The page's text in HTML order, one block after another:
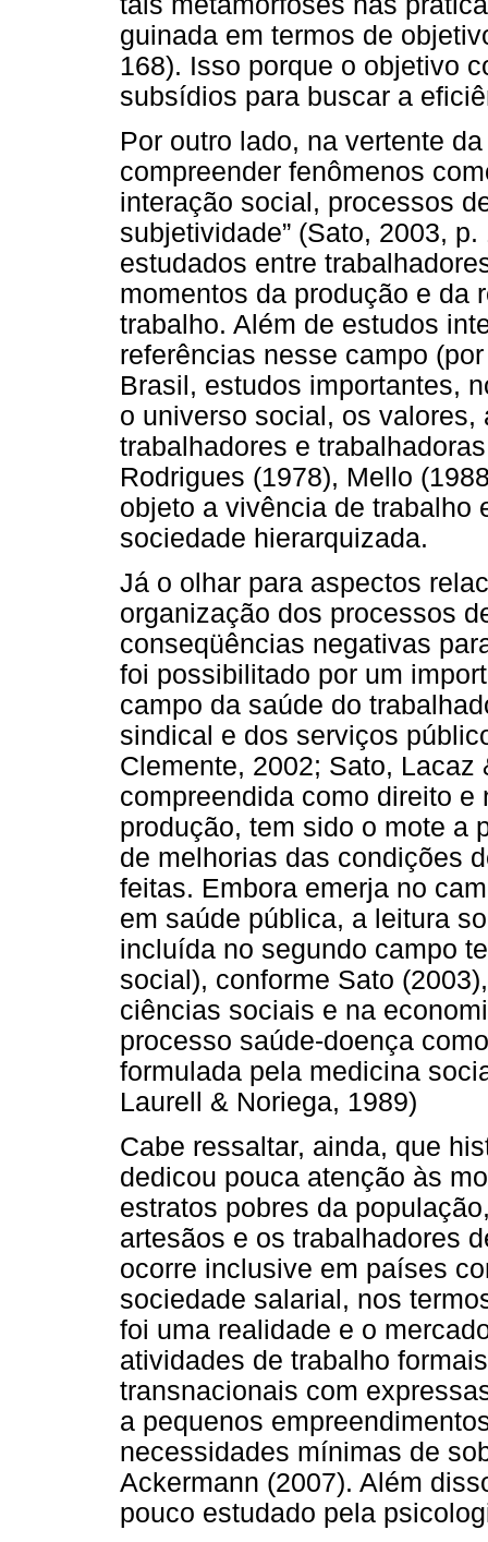
guinada em termos de
168). Isso porque o objetivo
subsídios para buscar a
Por outro lado, na vertente
compreender fenômenos
interação social, processos
subjetividade” (Sato, 2003,
estudados entre
momentos da produção e da
trabalho. Além de estudos
referências nesse campo
Brasil, estudos importantes,
o universo social, os
trabalhadores e
Rodrigues (1978), Mello
objeto a vivência de trabalho
sociedade hierarquizada.
Já o olhar para aspectos
organização dos processos
conseqüências negativas
foi possibilitado por um
campo da saúde do
sindical e dos serviços
Clemente, 2002; Sato,
compreendida como direito
produção, tem sido o mote a
de melhorias das condições
feitas. Embora emerja no
em saúde pública, a leitura
incluída no segundo campo
social), conforme Sato
ciências sociais e na
processo saúde-doença
formulada pela medicina
Laurell & Noriega, 1989)
Cabe ressaltar, ainda, que
dedicou pouca atenção às
estratos pobres da
artesãos e os trabalhadores
ocorre inclusive em países
sociedade salarial, nos
foi uma realidade e o
atividades de trabalho
transnacionais com
a pequenos
necessidades mínimas de
Ackermann (2007). Além
pouco estudado pela